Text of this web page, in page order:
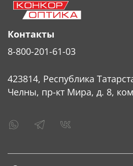
Контакты
8-800-201-61-03
423814, Республика
Челны, пр-кт Мира, д. 8,